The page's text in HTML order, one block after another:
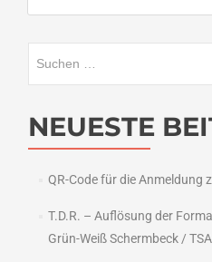
Avalanche
NEUESTE
QR-Code für die Anmeldung
T.D.R. – Auflösung der
Grün-Weiß Schermbeck /